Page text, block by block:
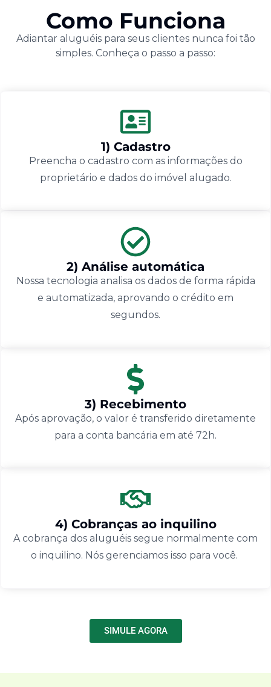
Como Funciona
Adiantar aluguéis para seus clientes nunca foi tão
simples. Conheça o passo a passo:
1) Cadastro
Preencha o cadastro com as informações do
proprietário e dados do imóvel alugado.
2) Análise automática
Nossa tecnologia analisa os dados de forma rápida
e automatizada, aprovando o crédito em
segundos.
3) Recebimento
Após aprovação, o valor é transferido diretamente
para a conta bancária em até 72h.
4) Cobranças ao inquilino
A cobrança dos aluguéis segue normalmente com
o inquilino. Nós gerenciamos isso para você.
SIMULE AGORA